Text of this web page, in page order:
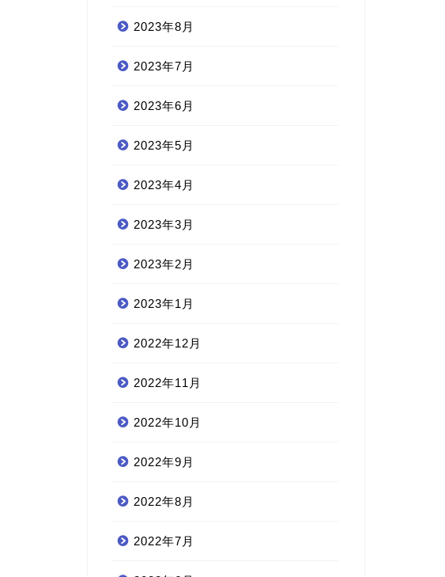
2023年8月
2023年7月
2023年6月
2023年5月
2023年4月
2023年3月
2023年2月
2023年1月
2022年12月
2022年11月
2022年10月
2022年9月
2022年8月
2022年7月